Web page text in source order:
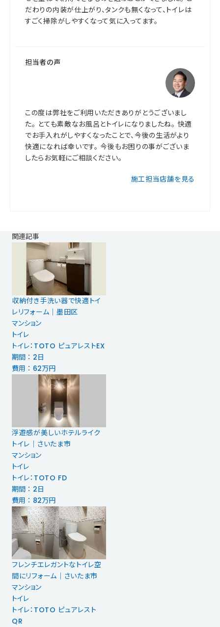
だわりの内装が仕上がり、タンクも無くなって、トイレは
すごく掃除がしやすくなって気に入ってます。
担当者の声
この度は弊社をご利用いただきありがとうございまし
た。 とても素敵なお風呂とトイレになりましたね。 快適
でお手入れがしやすくなったことで、今後の生活がより
快適になれば幸いです。 今後もお困りの事がございま
したらお気軽にご相談ください。
施工担当店舗を見る
関連記事
収納付き手洗い器で快適トイ
レリフォーム｜墨田区
マンション
トイレ
トイレ：TOTO ピュアレストEX
期間 ： 2日
費用 ： 62万円
浮遊感が美しいホテルライク
トイレ｜さいたま市
マンション
トイレ
トイレ：TOTO FD
期間 ： 2日
費用 ： 82万円
フレンチエレガントなトイレ空
間にリフォーム｜さいたま市
マンション
トイレ
トイレ：TOTO ピュアレスト
QR